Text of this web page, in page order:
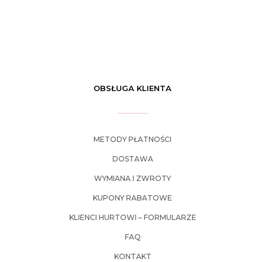
OBSŁUGA KLIENTA
METODY PŁATNOŚCI
DOSTAWA
WYMIANA I ZWROTY
KUPONY RABATOWE
KLIENCI HURTOWI – FORMULARZE
FAQ
KONTAKT